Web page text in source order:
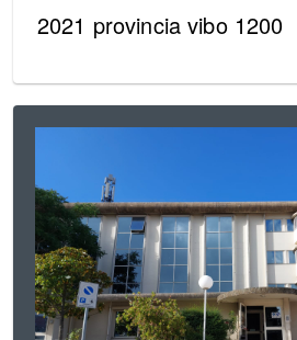
2021 provincia vibo 1200